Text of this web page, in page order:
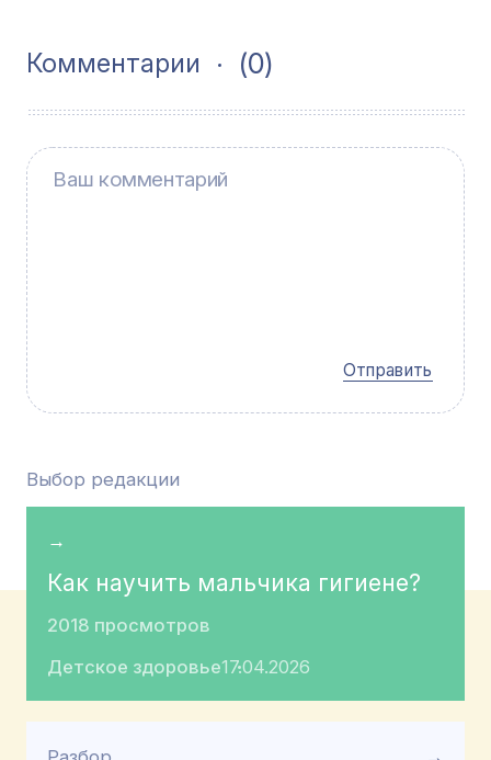
Комментарии (0)
Отправить
Выбор редакции
→
Как научить мальчика гигиене?
2018 просмотров
Детское здоровье17.04.2026